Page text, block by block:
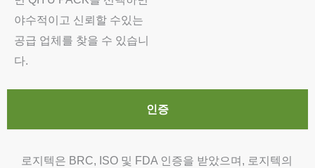
야수적이고 신뢰할 수있는
공급 업체를 찾을 수 있습니
다.
인증
로지텍은 BRC, ISO 및 FDA 인증을 받았으며, 로지텍의